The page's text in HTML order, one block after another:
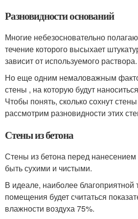
Разновидности оснований
Многие небезосновательно
течение которого высыхает
зависит от используемого раствора.
Но еще одним немаловажным
стены , на которую будут
Чтобы понять, сколько сохнут
рассмотрим разновидности этих
Стены из бетона
Стены из бетона перед
быть сухими и чистыми.
В идеале, наиболее благоприятной
помещения будет считаться
влажности воздуха 75%.